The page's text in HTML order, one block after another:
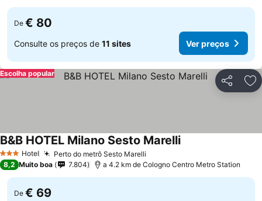
De € 80
Consulte os preços de 11 sites Ver preços
Partilhar
Escolha popular
3 EstrelasHotel Perto do metrô Sesto Marelli
B&B HOTEL Milano Sesto MarelliVer preços
8,2 Muito boa 7.804 a 4.2 km de Cologno Centro Metro Station
De € 69